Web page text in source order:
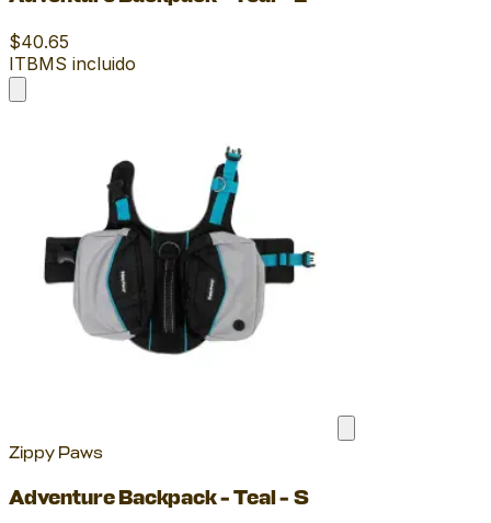
$40.65
ITBMS incluido
Zippy Paws
Adventure Backpack - Teal - S